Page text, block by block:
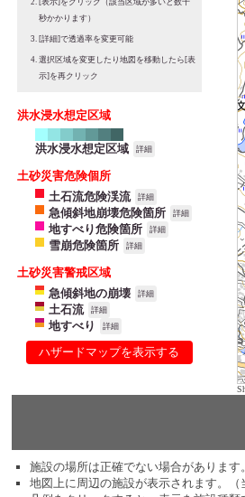
[表示]をクリック（該当区域が多いと数十
秒かかります）
[詳細]で透過率を変更可能
選択区域を変更したり地図を移動したら[表
示]を再クリック
洪水浸水想定区域
洪水浸水想定区域 詳細
土砂災害危険個所
土石流危険渓流
詳細
急傾斜地崩壊危険箇所 詳細
地すべり危険箇所 詳細
雪崩危険箇所 詳細
土砂災害警戒区域
急傾斜地の崩壊
詳細
土石流 詳細
地すべり 詳細
ハザードマップを表示する
施設の場所は正確でない場合があります。
地図上に周辺の施設が表示されます。（